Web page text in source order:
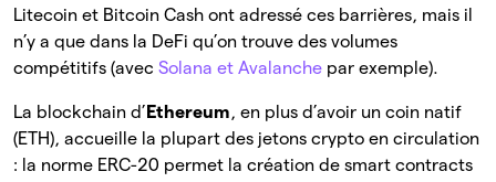
Litecoin et Bitcoin Cash ont adressé ces barrières, mais il
n’y a que dans la DeFi qu’on trouve des volumes
compétitifs (avec Solana et Avalanche par exemple).
La blockchain d’ Ethereum, en plus d’avoir un coin natif
(ETH), accueille la plupart des jetons crypto en circulation
: la norme ERC-20 permet la création de smart contracts